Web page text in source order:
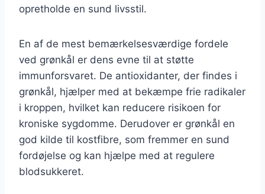
opretholde en sund livsstil.
En af de mest bemærkelsesværdige fordele
ved grønkål er dens evne til at støtte
immunforsvaret. De antioxidanter, der findes i
grønkål, hjælper med at bekæmpe frie radikaler
i kroppen, hvilket kan reducere risikoen for
kroniske sygdomme. Derudover er grønkål en
god kilde til kostfibre, som fremmer en sund
fordøjelse og kan hjælpe med at regulere
blodsukkeret.